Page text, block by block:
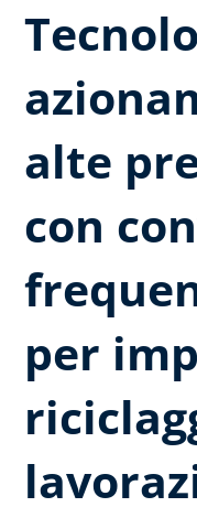
alte
con
per